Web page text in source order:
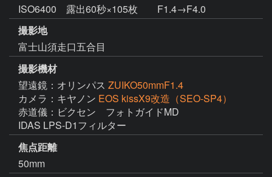
ISO6400 露出60秒×105枚 F1.4→F4.0
撮影地
富士山須走口五合目
撮影機材
望遠鏡：オリンパス ZUIKO50mmF1.4
カメラ：キヤノン EOS kissX9改造（SEO-SP4）
赤道儀：ビクセン　フォトガイドMD
IDAS LPS-D1フィルター
焦点距離
50mm